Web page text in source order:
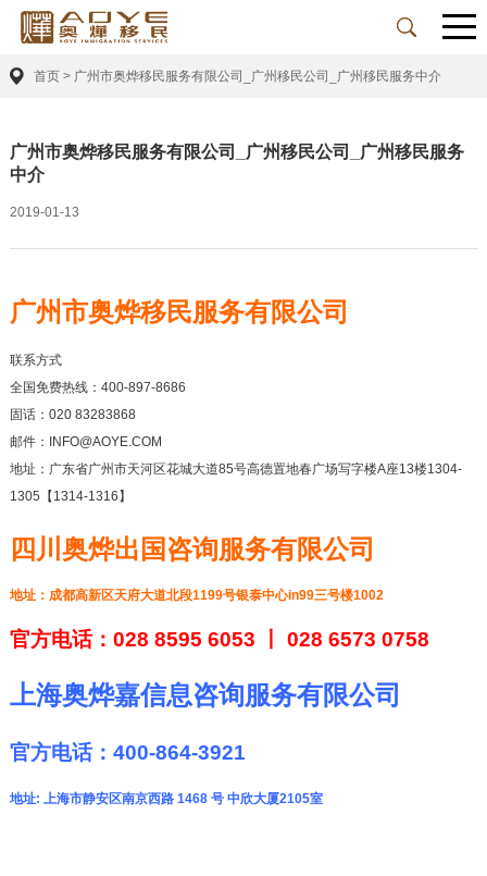
首页 > 广州市奥烨移民服务有限公司_广州移民公司_广州移民服务中介
广州市奥烨移民服务有限公司_广州移民公司_广州移民服务
中介
2019-01-13
广州市奥烨移民服务有限公司
联系方式
全国免费热线：400-897-8686
固话：020 83283868
邮件：INFO@AOYE.COM
地址：广东省广州市天河区花城大道85号高德置地春广场写字楼A座13楼1304-
1305【1314-1316】
四川奥烨出国咨询服务有限公司
地址：成都高新区天府大道北段1199号银泰中心in99三号楼1002
官方电话：028 8595 6053 丨 028 6573 0758
上海奥烨嘉信息咨询服务有限公司
官方电话：400-864-3921
地址: 上海市静安区南京西路 1468 号 中欣大厦2105室